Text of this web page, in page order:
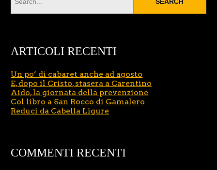
ARTICOLI RECENTI
Un po’ di cabaret anche ad agosto
E, dopo il Cristo, stasera a Carentino
Aido, la giornata della prevenzione
Col libro a San Rocco di Gamalero
Reduci da Cabella Ligure
COMMENTI RECENTI